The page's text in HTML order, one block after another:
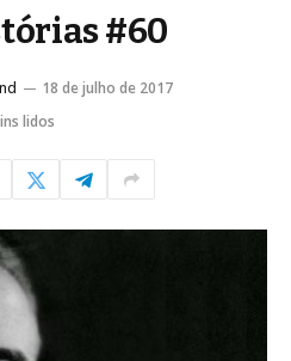
#60
18 de julho de 2017
lidos